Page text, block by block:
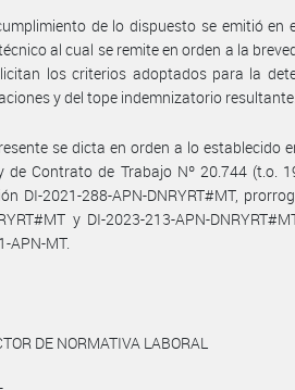
de lo dispuesto se emitió en
al cual se remite en orden a la
los criterios adoptados para la
y del tope indemnizatorio resultante.
se dicta en orden a lo establecido
de Contrato de Trabajo Nº 20.744 (t.o.
DI-2021-288-APN-DNRYRT#MT,
y DI-2023-213-APN-
APN-MT.
DE NORMATIVA LABORAL